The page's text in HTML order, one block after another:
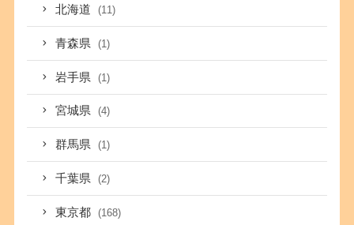
北海道 (11)
青森県 (1)
岩手県 (1)
宮城県 (4)
群馬県 (1)
千葉県 (2)
東京都 (168)